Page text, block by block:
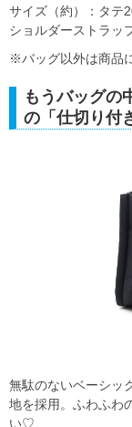
サイズ（約）：タテ
ショルダーストラッ
※バッグ以外は商品
もうバッグの
の「仕切り付
無駄のないベーシッ
地を採用。ふわふわ
い♡